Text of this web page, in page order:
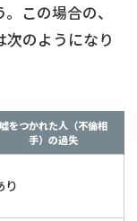
この場合の、
のようになり
嘘をつかれた人（不倫相
手）の過失
り